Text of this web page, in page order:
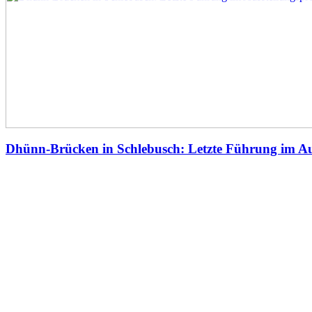
Dhünn-Brücken in Schlebusch: Letzte Führung im